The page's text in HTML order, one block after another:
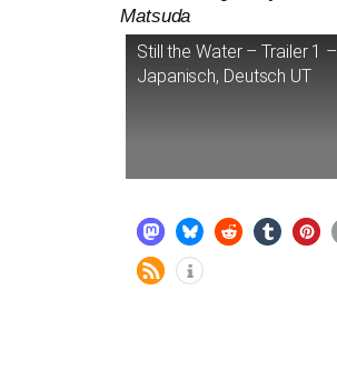
Matsuda
Still the Water – Trailer 1 –
Japanisch, Deutsch UT